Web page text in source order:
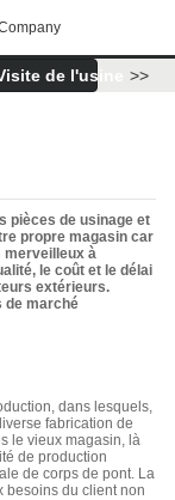
de l'usine >>
pièces de usinage et
propre magasin car
merveilleux à
le coût et le délai
extérieurs.
de marché
dans lesquels,
fabrication de
le vieux magasin, là
de production
de corps de pont. La
besoins du client non